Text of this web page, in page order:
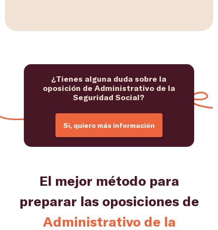
¿Tienes alguna duda sobre la
oposición de Administrativo de la
Seguridad Social?
Sí, quiero más información
El mejor método para
preparar las oposiciones de
Administrativo de la